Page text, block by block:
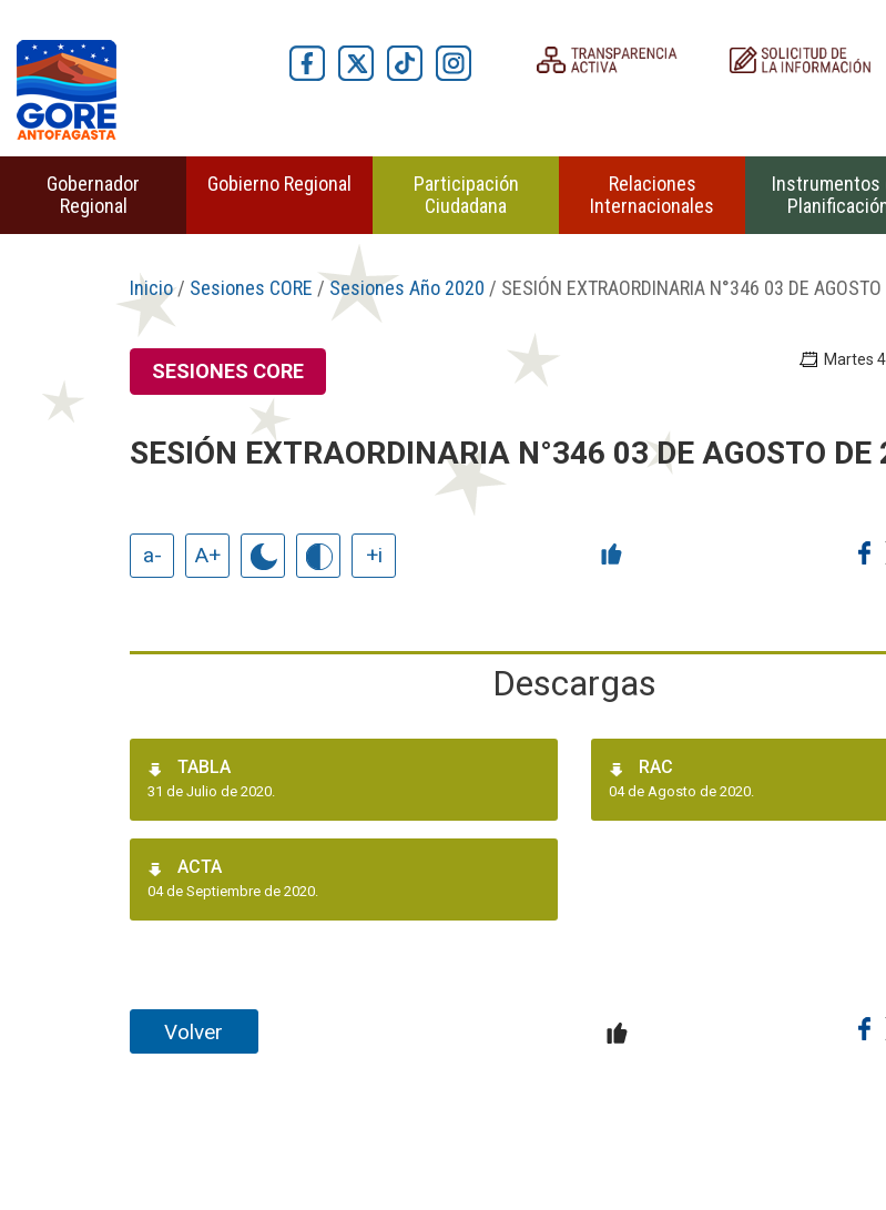
Gobernador
Regional
Gobierno Regional
Participación
Ciudadana
Relaciones
Internacionales
Instrumentos
Inicio/ Sesiones CORE / Sesiones Año 2020 / SESIÓN EXTRAORDINARIA N°346 03 DE
SESIONES CORE Martes
SESIÓN EXTRAORDINARIA N°346 03 DE AGOSTO DE
a- A+ +i
Descargas
TABLA
31 de Julio de 2020.
RAC
04 de Agosto de 2020.
ACTA
04 de Septiembre de 2020.
Volver